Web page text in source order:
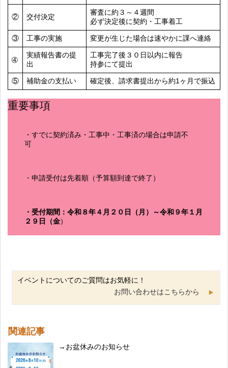
② 交付決定
審査に約３～４週間
必ず決定後に契約・工事着工
③ 工事の実施 変更が生じた場合は速やかに課へ連絡
➃
実績報告書の提
出
工事完了後３０日以内に報告
持参にて提出
⑤ 補助金の支払い 確定後、請求書提出から約1ヶ月で振込
重要事項
・すでに契約済み・工事中・工事済の場合は申請不
可
・申請受付は先着順（予算額到達で終了）
・受付期間：令和８年４月２０日（月）～令和９年１月
２９日（金）
イベントについてのご質問はお気軽に！
お問い合わせはこちらから
関連記事
お盆休みのお知らせ